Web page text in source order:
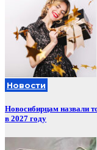
Новости
Новосибирцам назвали
в 2027 году